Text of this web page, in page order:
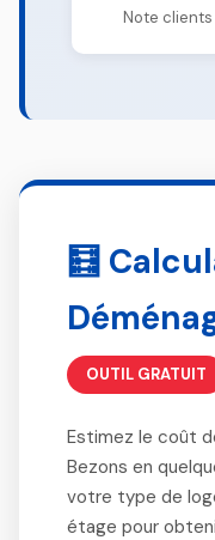
Note clients
🧮
OUTIL GRATUIT
Estimez le coût
Bezons en
votre type de
étage pour